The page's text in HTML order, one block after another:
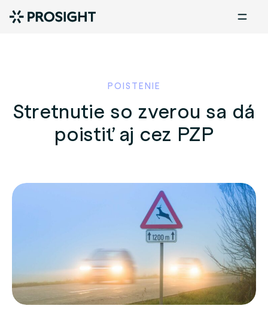
POISTENIE
Stretnutie so zverou sa dá
poistiť aj cez PZP